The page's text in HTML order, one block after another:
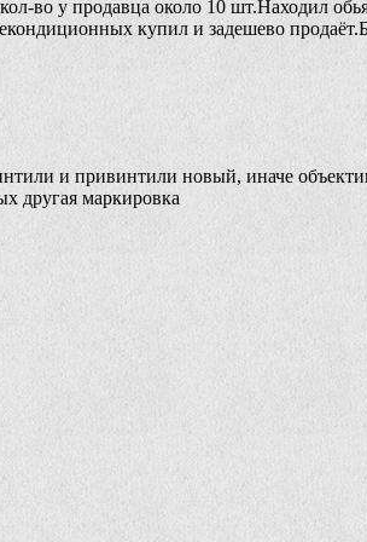
во у продавца около 10 шт.Находил
купил и задешево
и привинтили новый, иначе
другая маркировка